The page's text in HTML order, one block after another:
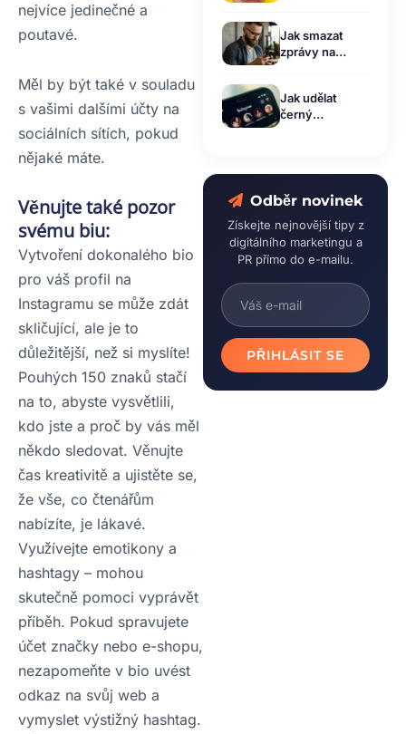
nejvíce jedinečné a
poutavé.
Měl by být také v souladu
s vašimi dalšími účty na
sociálních sítích, pokud
nějaké máte.
Věnujte také pozor
svému biu:
Vytvoření dokonalého bio
pro váš profil na
Instagramu se může zdát
skličující, ale je to
důležitější, než si myslíte!
Pouhých 150 znaků stačí
na to, abyste vysvětlili,
kdo jste a proč by vás měl
někdo sledovat. Věnujte
čas kreativitě a ujistěte se,
že vše, co čtenářům
nabízíte, je lákavé.
Využívejte emotikony a
hashtagy – mohou
skutečně pomoci vyprávět
příběh. Pokud spravujete
účet značky nebo e-shopu,
nezapomeňte v bio uvést
odkaz na svůj web a
vymyslet výstižný hashtag.
Příspěvek
Virální!
Jak smazat
zprávy na
návod pro rok
2026
Jak udělat
černý
režim v aplikaci
Odběr novinek
Získejte nejnovější tipy z
digitálního marketingu a
PR přímo do e-mailu.
PŘIHLÁSIT SE